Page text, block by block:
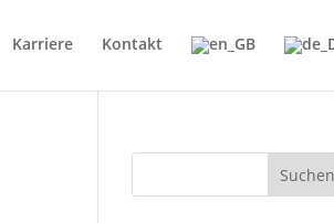
Karriere Kontakt
Suchen